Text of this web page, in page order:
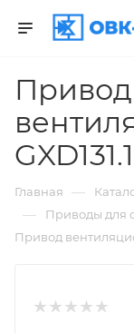
Привод
Главная —
— Приводы для
Привод